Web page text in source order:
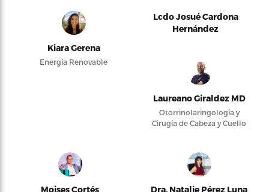
Kiara Gerena
Energía Renovable
Lcdo Josué Cardona
Hernández
Laureano Giraldez MD
Otorrinolaringología y
Cirugía de Cabeza y Cuello
Moises Cortés Dra. Natalie Pérez Luna